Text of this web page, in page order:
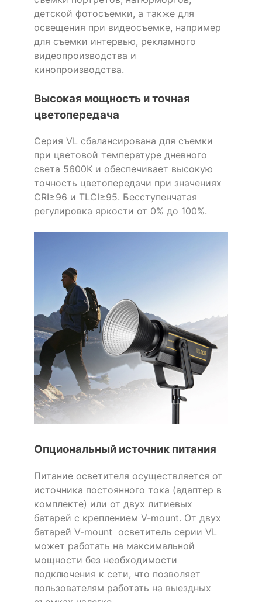
детской фотосъемки, а также для
освещения при видеосъемке, например
для съемки интервью, рекламного
видеопроизводства и
кинопроизводства.
Высокая мощность и точная
цветопередача
Серия VL сбалансирована для съемки
при цветовой температуре дневного
света 5600K и обеспечивает высокую
точность цветопередачи при значениях
CRI≥96 и TLCI≥95. Бесступенчатая
регулировка яркости от 0% до 100%.
Опциональный источник питания
Питание осветителя осуществляется от
источника постоянного тока (адаптер в
комплекте) или от двух литиевых
батарей с креплением V-mount. От двух
батарей V-mount осветитель серии VL
может работать на максимальной
мощности без необходимости
подключения к сети, что позволяет
пользователям работать на выездных